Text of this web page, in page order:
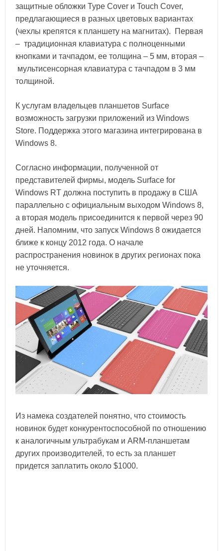
защитные обложки Type Cover и Touch Cover,
предлагающиеся в разных цветовых вариантах
(чехлы крепятся к планшету на магнитах). Первая
– традиционная клавиатура с полноценными
кнопками и тачпадом, ее толщина – 5 мм, вторая –
мультисенсорная клавиатура с тачпадом в 3 мм
толщиной.
К услугам владельцев планшетов Surface
возможность загрузки приложений из Windows
Store. Поддержка этого магазина интегрирована в
Windows 8.
Согласно информации, полученной от
представителей фирмы, модель Surface for
Windows RT должна поступить в продажу в США
параллельно с официальным выходом Windows 8,
а вторая модель присоединится к первой через 90
дней. Напомним, что запуск Windows 8 ожидается
ближе к концу 2012 года. О начале
распространения новинок в других регионах пока
не уточняется.
Из намека создателей понятно, что стоимость
новинок будет конкурентоспособной по отношению
к аналогичным ультрабукам и ARM-планшетам
других производителей, то есть за планшет
придется заплатить около $1000.